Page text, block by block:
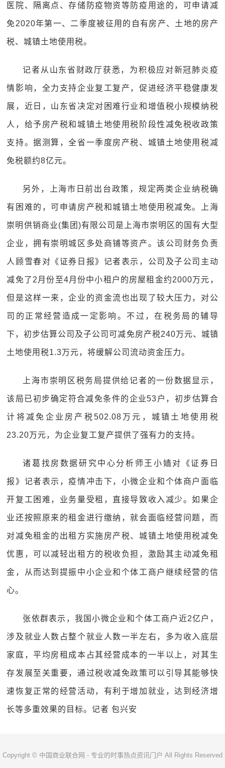
医院、隔离点、存储防疫物资等防疫用途的，可申请减
免2020年第一、二季度被征用的自有房产、土地的房产
税、城镇土地使用税。
记者从山东省财政厅获悉，为积极应对新冠肺炎疫
情影响，全力支持企业复工复产，促进经济平稳健康发
展，近日，山东省决定对困难行业和增值税小规模纳税
人，给予房产税和城镇土地使用税阶段性减免税收政策
支持。据测算，全省一季度房产税、城镇土地使用税减
免税额约8亿元。
另外，上海市日前出台政策，规定两类企业纳税确
有困难的，可申请房产税和城镇土地使用税减免。上海
崇明供销商业(集团)有限公司是上海市崇明区的国有大型
企业，拥有崇明城区多处商铺等资产。该公司财务负责
人顾雪春对《证券日报》记者表示，公司及子公司主动
减免了2月份至4月份中小租户的房屋租金约2000万元，
但是这样一来，企业的资金流也出现了较大压力，对公
司的正常经营造成一定影响。不过，在税务局的辅导
下，初步估算公司及子公司可减免房产税240万元、城镇
土地使用税1.3万元，将缓解公司流动资金压力。
上海市崇明区税务局提供给记者的一份数据显示，
该局已初步确定符合减免条件的企业53户，初步估算合
计将减免企业房产税502.08万元，城镇土地使用税
23.20万元，为企业复工复产提供了强有力的支持。
诸葛找房数据研究中心分析师王小嫱对《证券日
报》记者表示，疫情冲击下，小微企业和个体商户面临
开复工困难，业务量受租，直接导致收入减少。如果企
业还按照原来的租金进行缴纳，就会面临经营问题，而
对减免租金的出租方实施房产税、城镇土地使用税减免
优惠，可以减轻出租方的税收负担，激励其主动减免租
金，从而达到提振中小企业和个体工商户继续经营的信
心。
张依群表示，我国小微企业和个体工商户近2亿户，
涉及就业人数占整个就业人数一半左右，多为收入底层
家庭，平均房租成本占其经营成本的一半以上，对其生
存发展至关重要，通过税收减免政策可以引导其能够快
速恢复正常的经营活动，有利于增加就业，达到经济增
长等多重效果的目标。记者 包兴安
Copyright © 中国商业联合网 - 专业的时事热点资讯门户 All Rights Reserved